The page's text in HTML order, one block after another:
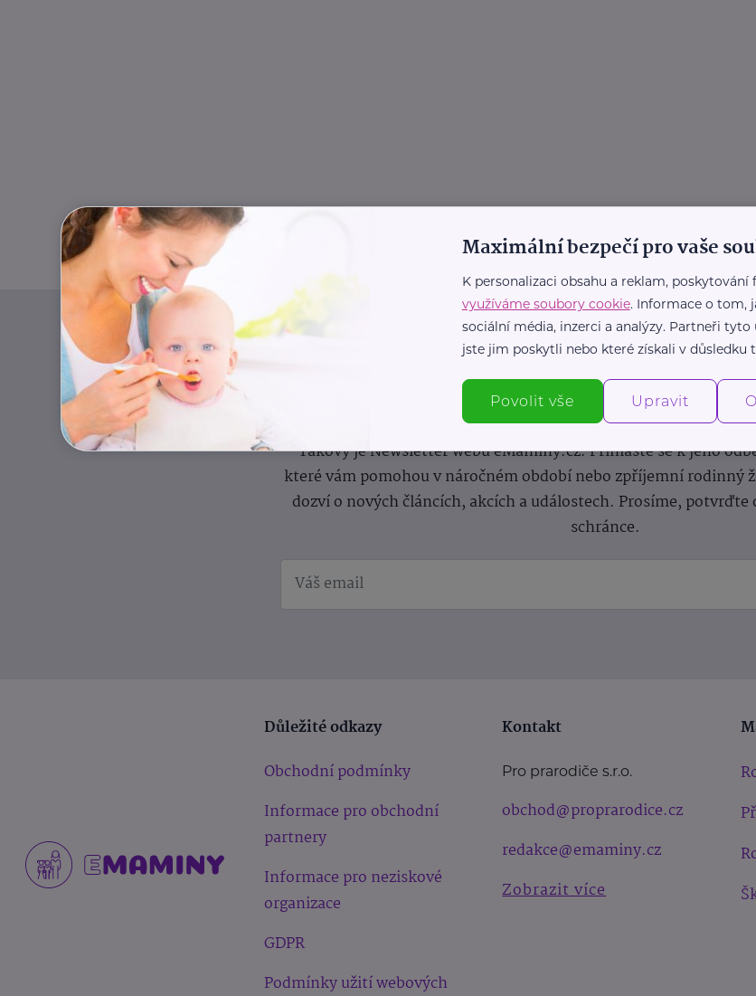
Newsletter
Pravidelný přísun novinek, inspirace na každý den, podpora pro
Takový je Newsletter webu eMaminy.cz. Přihlaste se k jeho
které vám pomohou v náročném období nebo zpříjemní rodinný
dozví o nových článcích, akcích a událostech. Prosíme,
schránce.
Důležité odkazy
Obchodní podmínky
Informace pro obchodní
partnery
Informace pro neziskové
organizace
GDPR
Podmínky užití webových
Kontakt
Pro prarodiče s.r.o.
obchod@proprarodice.cz
redakce@emaminy.cz
Zobrazit více
Maximální bezpečí pro vaše
K personalizaci obsahu a reklam,
využíváme soubory cookie. Informace o tom,
sociální média, inzerci a analýzy. Partneři
jste jim poskytli nebo které získali v důsledku
Povolit vše Upravit